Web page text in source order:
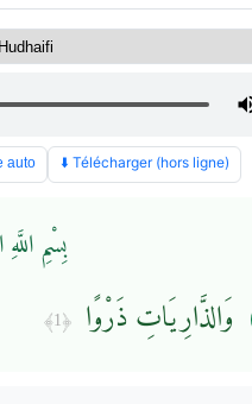
auto ⬇️ Télécharger (hors ligne)
بِسْمِ اللَّهِ
وَالذَّارِيَاتِ ذَرْوًا ﴿1﴾